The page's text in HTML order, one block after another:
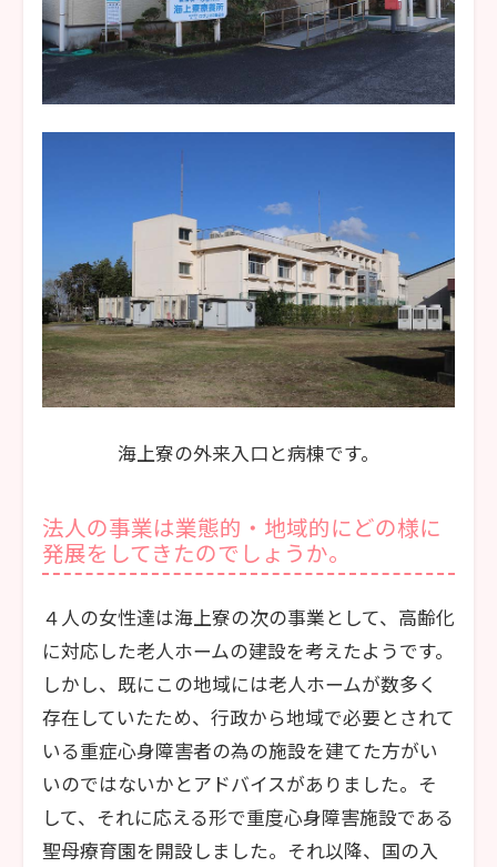
海上寮の外来入口と病棟です。
法人の事業は業態的・地域的にどの様に
発展をしてきたのでしょうか。
４人の女性達は海上寮の次の事業として、高齢化
に対応した老人ホームの建設を考えたようです。
しかし、既にこの地域には老人ホームが数多く
存在していたため、行政から地域で必要とされて
いる重症心身障害者の為の施設を建てた方がい
いのではないかとアドバイスがありました。そ
して、それに応える形で重度心身障害施設である
聖母療育園を開設しました。それ以降、国の入